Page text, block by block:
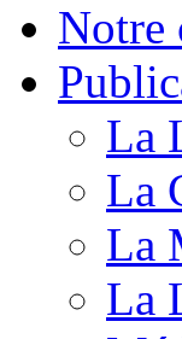
Notre
La
La
La
La